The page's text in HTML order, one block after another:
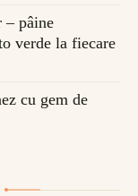
– pâine
verde la fiecare
cu gem de